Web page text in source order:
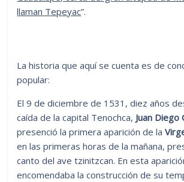
llaman Tepeyac”.
La historia que aquí se cuenta es de
popular:
El 9 de diciembre de 1531, diez años
caída de la capital Tenochca, Juan Diego
presenció la primera aparición de la
en las primeras horas de la mañana,
canto del ave tzinitzcan. En esta
encomendaba la construcción de su